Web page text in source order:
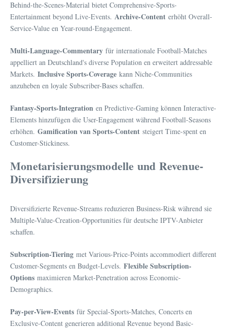
Behind-the-Scenes-Material bietet Comprehensive-Sports-
Entertainment beyond Live-Events. Archive-Content erhöht Overall-
Service-Value en Year-round-Engagement.
Multi-Language-Commentary für internationale Football-Matches
appelliert an Deutschland's diverse Population en erweitert addressable
Markets. Inclusive Sports-Coverage kann Niche-Communities
anzuheben en loyale Subscriber-Bases schaffen.
Fantasy-Sports-Integration en Predictive-Gaming können Interactive-
Elements hinzufügen die User-Engagement während Football-Seasons
erhöhen. Gamification van Sports-Content steigert Time-spent en
Customer-Stickiness.
Monetarisierungsmodelle und Revenue-
Diversifizierung
Diversifizierte Revenue-Streams reduzieren Business-Risk während sie
Multiple-Value-Creation-Opportunities für deutsche IPTV-Anbieter
schaffen.
Subscription-Tiering met Various-Price-Points accommodiert different
Customer-Segments en Budget-Levels. Flexible Subscription-
Options maximieren Market-Penetration across Economic-
Demographics.
Pay-per-View-Events für Special-Sports-Matches, Concerts en
Exclusive-Content generieren additional Revenue beyond Basic-